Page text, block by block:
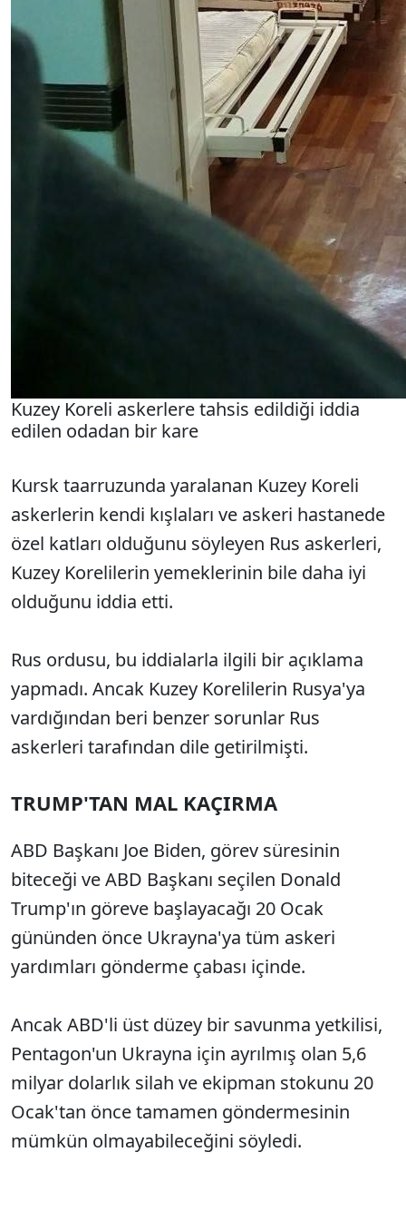
Kuzey Koreli askerlere tahsis edildiği iddia
edilen odadan bir kare
Kursk taarruzunda yaralanan Kuzey Koreli
askerlerin kendi kışlaları ve askeri hastanede
özel katları olduğunu söyleyen Rus askerleri,
Kuzey Korelilerin yemeklerinin bile daha iyi
olduğunu iddia etti.
Rus ordusu, bu iddialarla ilgili bir açıklama
yapmadı. Ancak Kuzey Korelilerin Rusya'ya
vardığından beri benzer sorunlar Rus
askerleri tarafından dile getirilmişti.
TRUMP'TAN MAL KAÇIRMA
ABD Başkanı Joe Biden, görev süresinin
biteceği ve ABD Başkanı seçilen Donald
Trump'ın göreve başlayacağı 20 Ocak
gününden önce Ukrayna'ya tüm askeri
yardımları gönderme çabası içinde.
Ancak ABD'li üst düzey bir savunma yetkilisi,
Pentagon'un Ukrayna için ayrılmış olan 5,6
milyar dolarlık silah ve ekipman stokunu 20
Ocak'tan önce tamamen göndermesinin
mümkün olmayabileceğini söyledi.